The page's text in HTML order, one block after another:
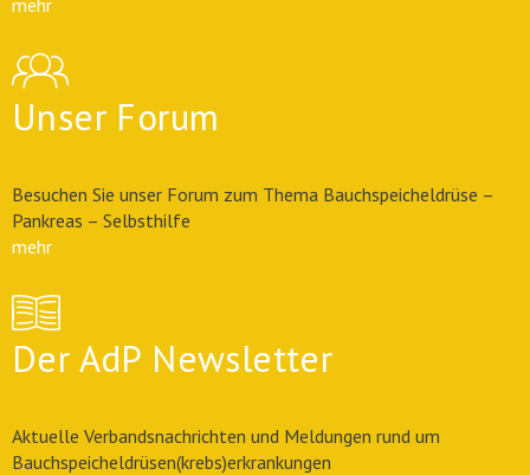
mehr
Unser Forum
Besuchen Sie unser Forum zum Thema Bauchspeicheldrüse –
Pankreas – Selbsthilfe
mehr
Der AdP Newsletter
Aktuelle Verbandsnachrichten und Meldungen rund um
Bauchspeicheldrüsen(krebs)erkrankungen